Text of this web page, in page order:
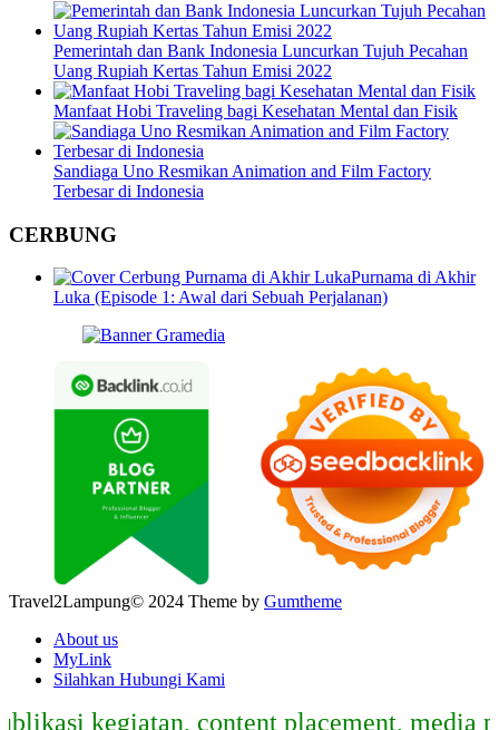
Pemerintah dan Bank Indonesia Luncurkan Tujuh Pecahan
Uang Rupiah Kertas Tahun Emisi 2022
Manfaat Hobi Traveling bagi Kesehatan Mental dan Fisik
Sandiaga Uno Resmikan Animation and Film Factory
Terbesar di Indonesia
CERBUNG
Purnama di Akhir
Luka (Episode 1: Awal dari Sebuah Perjalanan)
Travel2Lampung© 2024 Theme by Gumtheme
About us
MyLink
Silahkan Hubungi Kami
kegiatan, content placement, media